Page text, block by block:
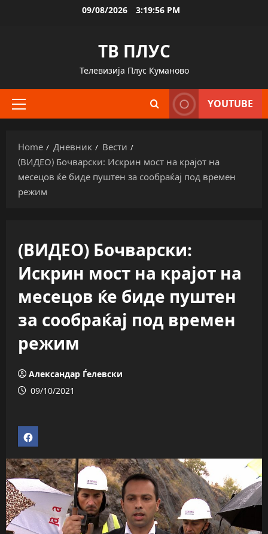
09/08/2026 3:19:57 PM
ТВ ПЛУС
Телевизија Плус Куманово
Primary
YOUTUBE
Home Дневник
Вести
(ВИДЕО) Бочварски: Искрин мост на крајот на
месецов ќе биде пуштен за сообраќај под времен
режим
(ВИДЕО) Бочварски:
Искрин мост на крајот на
месецов ќе биде пуштен
за сообраќај под времен
режим
Александар Ѓелевски
09/10/2021